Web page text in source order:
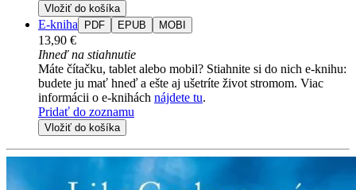
Vložiť do košíka
E-kniha PDF EPUB MOBI
13,90 €
Ihneď na stiahnutie
Máte čítačku, tablet alebo mobil? Stiahnite si do nich e-knihu:
budete ju mať hneď a ešte aj ušetríte život stromom. Viac
informácii o e-knihách nájdete tu.
Pridať do zoznamu
Vložiť do košíka